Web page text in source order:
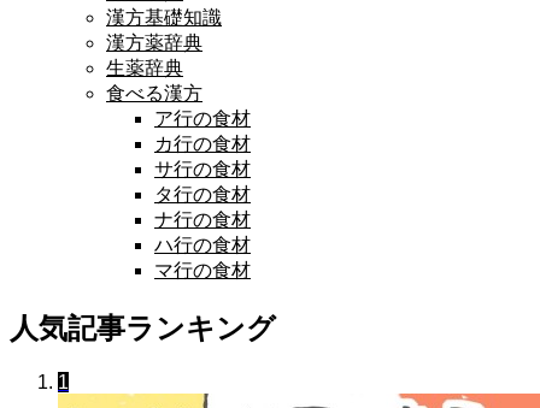
漢方基礎知識
漢方薬辞典
生薬辞典
食べる漢方
ア行の食材
カ行の食材
サ行の食材
タ行の食材
ナ行の食材
ハ行の食材
マ行の食材
人気記事ランキング
1